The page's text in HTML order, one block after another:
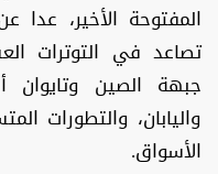
المفتوحة الأخير،
تصاعد في التوترات
جبهة الصين وتايوان
واليابان، والتطورات
الأسواق.